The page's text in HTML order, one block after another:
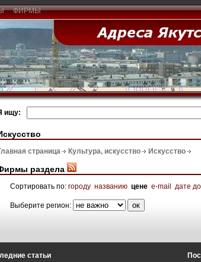
ФИРМЫ
ищу:
страница Культура, искусство Искусство
раздела
Сортировать по: городу названию цене e-mail дате
Выберите регион:
статьи